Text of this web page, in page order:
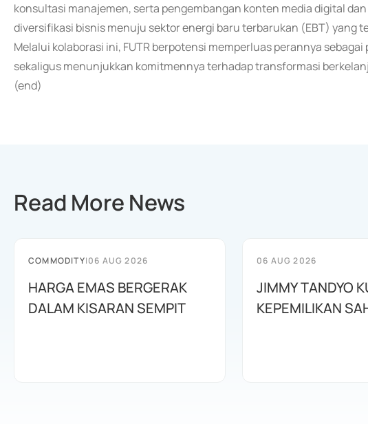
konsultasi manajemen, serta pengembangan konten media digital
diversifikasi bisnis menuju sektor energi baru terbarukan (EBT) yang
Melalui kolaborasi ini, FUTR berpotensi memperluas perannya
sekaligus menunjukkan komitmennya terhadap transformasi
(end)
Read More News
COMMODITY|06 AUG 2026
HARGA EMAS BERGERAK
DALAM KISARAN SEMPIT
06 AUG 2026
JIMMY TANDYO
KEPEMILIKAN